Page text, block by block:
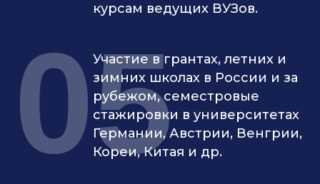
курсам ведущих ВУЗов.
Участие в грантах, летних и
зимних школах в России и за
рубежом, семестровые
стажировки в университетах
Германии, Австрии, Венгрии,
Кореи, Китая и др.
05